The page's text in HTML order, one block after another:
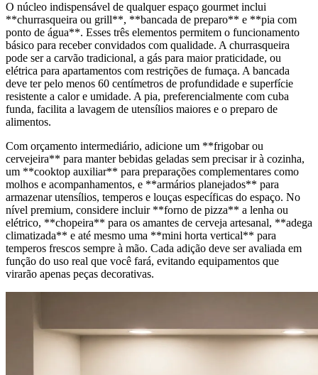
O núcleo indispensável de qualquer espaço gourmet inclui
**churrasqueira ou grill**, **bancada de preparo** e **pia com
ponto de água**. Esses três elementos permitem o funcionamento
básico para receber convidados com qualidade. A churrasqueira
pode ser a carvão tradicional, a gás para maior praticidade, ou
elétrica para apartamentos com restrições de fumaça. A bancada
deve ter pelo menos 60 centímetros de profundidade e superfície
resistente a calor e umidade. A pia, preferencialmente com cuba
funda, facilita a lavagem de utensílios maiores e o preparo de
alimentos.
Com orçamento intermediário, adicione um **frigobar ou
cervejeira** para manter bebidas geladas sem precisar ir à cozinha,
um **cooktop auxiliar** para preparações complementares como
molhos e acompanhamentos, e **armários planejados** para
armazenar utensílios, temperos e louças específicas do espaço. No
nível premium, considere incluir **forno de pizza** a lenha ou
elétrico, **chopeira** para os amantes de cerveja artesanal, **adega
climatizada** e até mesmo uma **mini horta vertical** para
temperos frescos sempre à mão. Cada adição deve ser avaliada em
função do uso real que você fará, evitando equipamentos que
virarão apenas peças decorativas.